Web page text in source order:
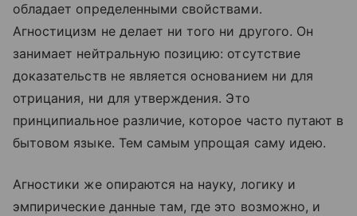
обладает определенными свойствами.
Агностицизм не делает ни того ни другого. Он
занимает нейтральную позицию: отсутствие
доказательств не является основанием ни для
отрицания, ни для утверждения. Это
принципиальное различие, которое часто путают в
бытовом языке. Тем самым упрощая саму идею.
Агностики же опираются на науку, логику и
эмпирические данные там, где это возможно, и